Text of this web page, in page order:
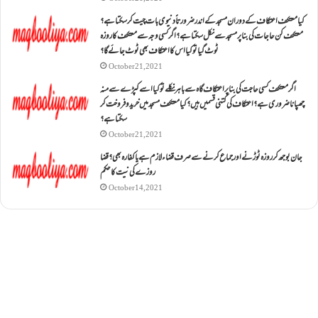
کیا معتکف اعتکاف کے دوران مسجد کے اندر ضرورتاً دنیوی بات چیت کر سکتا ہے؟
معتکف کن حاجات کی بنا پر مسجد سے نکل سکتا ہے؟ اگر کسی وجہ سے معتکف کا روزہ
ٹوٹ گیا تو کیا اس کا اعتکاف بھی ٹوٹ جائے گا؟
October 21, 2021
اگر معتکف کسی حاجت کی بنا پر اعتکاف گاہ سے باہر نکلے تو کیا اسے کپڑے سے منہ
چھپانا ضروری ہے؟اعتکاف کی کتنی قسمیں ہیں؟کیا معتکف مسجد میں خرید و فروخت کر
سکتا ہے؟
October 21, 2021
جان بوجھ کر روزہ ٹوڑنے اور جماع کرنے سے صرف قضاء لازم ہے یا کفارہ بھی؟ قضا
روزے کی نیت کا حکم
October 14, 2021